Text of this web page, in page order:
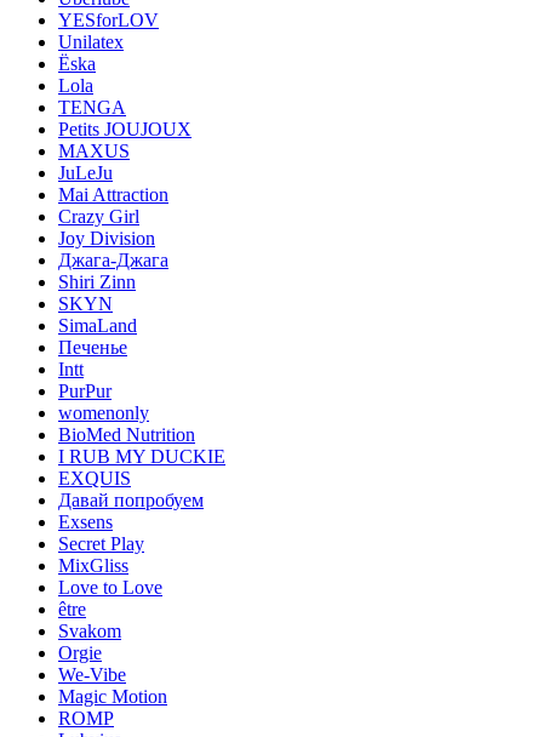
YESforLOV
Unilatex
Ёska
Lola
TENGA
Petits JOUJOUX
MAXUS
JuLeJu
Mai Attraction
Crazy Girl
Joy Division
Джага-Джага
Shiri Zinn
SKYN
SimaLand
Печенье
Intt
PurPur
womenonly
BioMed Nutrition
I RUB MY DUCKIE
EXQUIS
Давай попробуем
Exsens
Secret Play
MixGliss
Love to Love
être
Svakom
Orgie
We-Vibe
Magic Motion
ROMP